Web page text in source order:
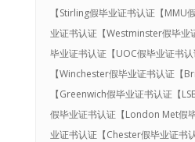
【Stirling假毕业证书认证【MMU
业证书认证【Westminster假毕业
毕业证书认证【UOC假毕业证书
【Winchester假毕业证书认证【
【Greenwich假毕业证书认证【
假毕业证书认证【London Met假
业证书认证【Chester假毕业证书